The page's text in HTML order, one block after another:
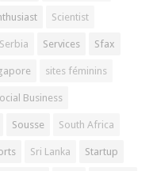
Scientist
Serbia Services Sfax
sites féminins
Business
Sousse South Africa
Sri Lanka Startup